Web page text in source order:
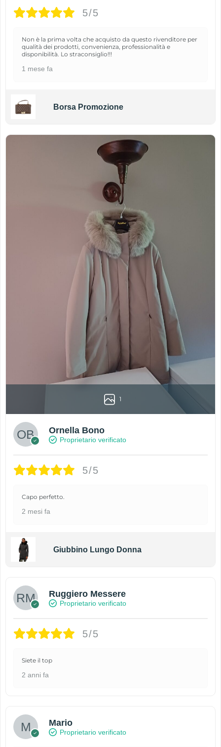
5/5
Non è la prima volta che acquisto da questo rivenditore per
qualità dei prodotti, convenienza, professionalità e
disponibilità. Lo straconsiglio!!!
1 mese fa
Borsa Promozione
1
Ornella Bono
Proprietario verificato
5/5
Capo perfetto.
2 mesi fa
Giubbino Lungo Donna
Ruggiero Messere
Proprietario verificato
5/5
Siete il top
2 anni fa
Mario
Proprietario verificato